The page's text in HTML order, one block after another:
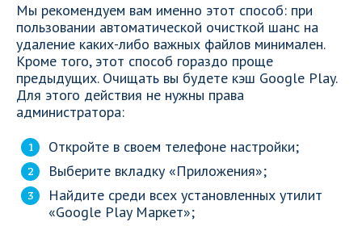
Мы рекомендуем вам именно этот способ: при
пользовании автоматической очисткой шанс на
удаление каких-либо важных файлов минимален.
Кроме того, этот способ гораздо проще
предыдущих. Очищать вы будете кэш Google Play.
Для этого действия не нужны права
администратора:
Откройте в своем телефоне настройки;
Выберите вкладку «Приложения»;
Найдите среди всех установленных утилит
«Google Play Маркет»;